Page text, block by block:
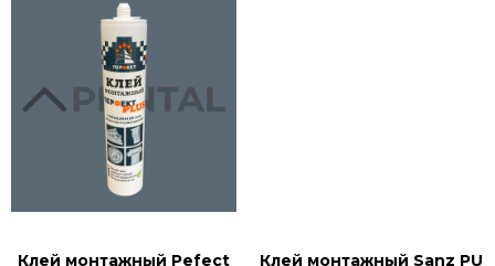
Клей монтажный Pefect Клей монтажный Sanz PU